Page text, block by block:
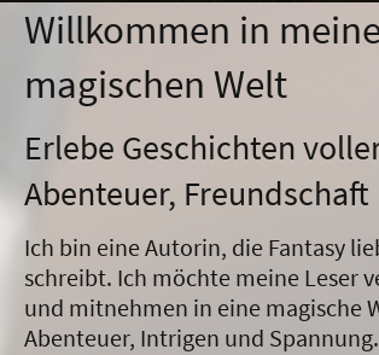
Willkommen in
magischen Welt
Erlebe Geschichten
Abenteuer,
Ich bin eine Autorin, die Fantasy
schreibt. Ich möchte meine Leser
und mitnehmen in eine magische
Abenteuer, Intrigen und Spannung.